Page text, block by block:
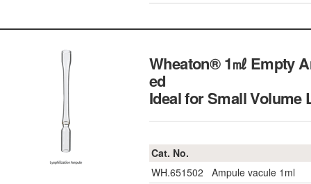
Wheaton® 1㎖ Empty
ed
Ideal for Small Volume
Cat. No.
WH.651502
Ampule vacule 1ml